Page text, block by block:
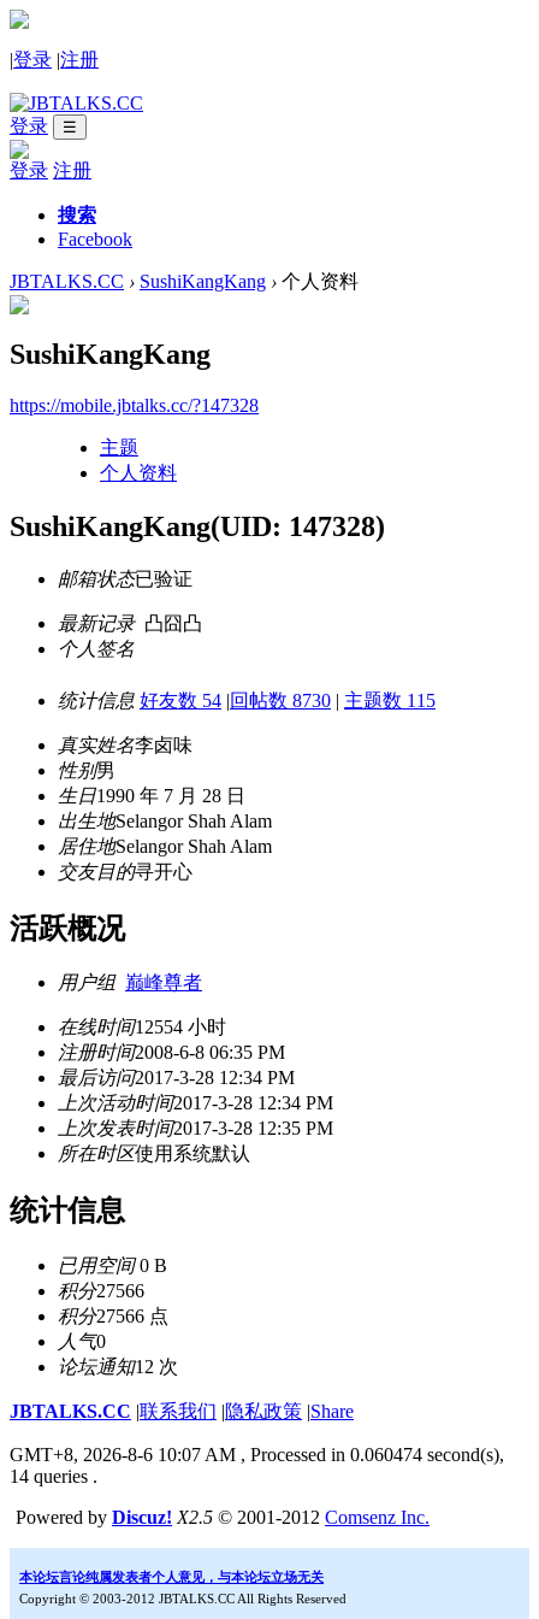
|登录 |注册
登录 ☰
登录 注册
搜索
Facebook
JBTALKS.CC › SushiKangKang › 个人资料
SushiKangKang
https://mobile.jbtalks.cc/?147328
主题
个人资料
SushiKangKang(UID: 147328)
邮箱状态已验证
最新记录 凸囧凸
个人签名
统计信息 好友数 54 |回帖数 8730 | 主题数 115
真实姓名李卤味
性别男
生日1990 年 7 月 28 日
出生地Selangor Shah Alam
居住地Selangor Shah Alam
交友目的寻开心
活跃概况
用户组 巅峰尊者
在线时间12554 小时
注册时间2008-6-8 06:35 PM
最后访问2017-3-28 12:34 PM
上次活动时间2017-3-28 12:34 PM
上次发表时间2017-3-28 12:35 PM
所在时区使用系统默认
统计信息
已用空间0 B
积分27566
积分27566 点
人气0
论坛通知12 次
JBTALKS.CC |联系我们 |隐私政策 |Share
GMT+8, 2026-8-6 10:07 AM , Processed in 0.060474 second(s),
14 queries .
Powered by Discuz! X2.5 © 2001-2012 Comsenz Inc.
本论坛言论纯属发表者个人意见，与本论坛立场无关
Copyright © 2003-2012 JBTALKS.CC All Rights Reserved